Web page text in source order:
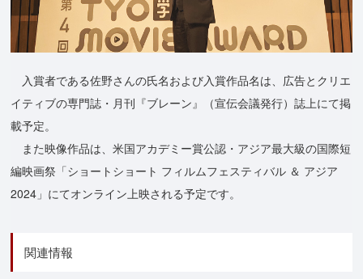
入賞者である佐野さんの氏名および入賞作品名は、広告とクリエ
イティブの専門誌・月刊『ブレーン』（宣伝会議発行）誌上にて掲
載予定。
また映像作品は、米国アカデミー賞公認・アジア最大級の国際短
編映画祭「ショートショート フィルムフェスティバル ＆ アジア
2024」にてオンライン上映される予定です。
関連情報